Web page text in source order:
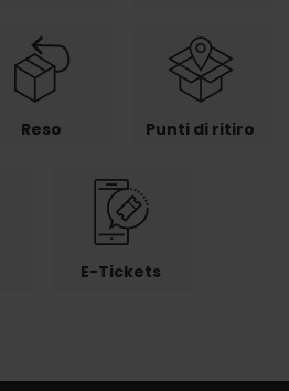
Reso Punti di ritiro
E-Tickets